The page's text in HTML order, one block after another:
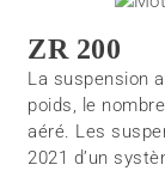
ZR 200
La suspension
poids, le
aéré. Les
2021 d’un